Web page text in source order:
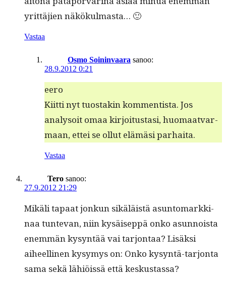
yrit­täjien näkökulmasta… 🙂
Vastaa
Osmo Soininvaara sanoo:
28.9.2012 0:21
eero
Kiit­ti nyt tuostakin kom­men­tista. Jos
analysoit omaa kir­joi­tus­tasi, huo­maat­var­
maan, ettei se ollut elämäsi parhaita.
Vastaa
Tero sanoo:
27.9.2012 21:29
Mikäli tapaat jonkun sikäläistä asun­tomarkki­
naa tun­te­van, niin kysäisep­pä onko asun­noista
enem­män kysyn­tää vai tar­jon­taa? Lisäk­si
aiheelli­nen kysymys on: Onko kysyn­tä-tar­jon­ta
sama sekä lähiöis­sä että keskustassa?